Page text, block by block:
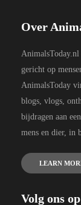
Over
gericht op
AnimalsToday
blogs, vlogs,
bijdragen aan
mens en dier, in
LEARN
Volg ons